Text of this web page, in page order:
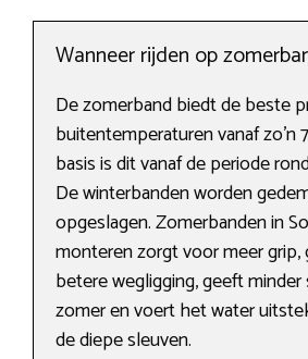
Wanneer rijden op
De zomerband biedt de beste
buitentemperaturen vanaf zo’n
basis is dit vanaf de periode
De winterbanden worden
opgeslagen. Zomerbanden in
monteren zorgt voor meer grip,
betere wegligging, geeft minder
zomer en voert het water
de diepe sleuven.